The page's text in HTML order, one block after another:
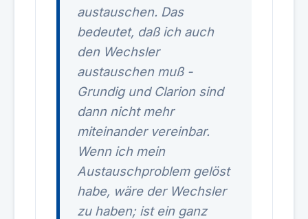
austauschen. Das
bedeutet, daß ich auch
den Wechsler
austauschen muß -
Grundig und Clarion sind
dann nicht mehr
miteinander vereinbar.
Wenn ich mein
Austauschproblem gelöst
habe, wäre der Wechsler
zu haben; ist ein ganz